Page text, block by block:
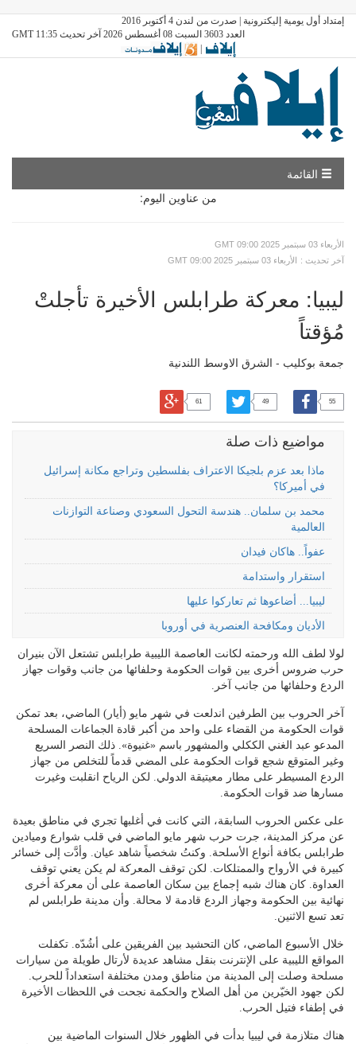
إمتداد أول يومية إليكترونية | صدرت من لندن 4 أكتوبر 2016
العدد 3603 السبت 08 أغسطس 2026 آخر تحديث GMT 11:35
|
القائمة
من عناوين اليوم:
GMT الأربعاء 03 سبتمبر 2025 09:00
GMT الأربعاء 03 سبتمبر 2025 09:00
: آخر تحديث
ليبيا: معركة طرابلس الأخيرة تأجلتْ
مُؤقتاً
جمعة بوكليب - الشرق الاوسط اللندنية
55
49
61
مواضيع ذات صلة
ماذا بعد عزم بلجيكا الاعتراف بفلسطين وتراجع مكانة إسرائيل
في أميركا؟
محمد بن سلمان.. هندسة التحول السعودي وصناعة التوازنات
العالمية
عفواً.. هاكان فيدان
استقرار واستدامة
ليبيا... أضاعوها ثم تعاركوا عليها
الأديان ومكافحة العنصرية في أوروبا
لولا لطف الله ورحمته لكانت العاصمة الليبية طرابلس تشتعل الآن بنيران
حرب ضروس أخرى بين قوات الحكومة وحلفائها من جانب وقوات جهاز
الردع وحلفائها من جانب آخر.
آخر الحروب بين الطرفين اندلعت في شهر مايو (أيار) الماضي، بعد تمكن
قوات الحكومة من القضاء على واحد من أكبر قادة الجماعات المسلحة
المدعو عبد الغني الككلي والمشهور باسم «غنيوة». ذلك النصر السريع
وغير المتوقع شجع قوات الحكومة على المضي قدماً للتخلص من جهاز
الردع المسيطر على مطار معيتيقة الدولي. لكن الرياح انقلبت وغيرت
مسارها ضد قوات الحكومة.
على عكس الحروب السابقة، التي كانت في أغلبها تجري في مناطق بعيدة
عن مركز المدينة، جرت حرب شهر مايو الماضي في قلب شوارع وميادين
طرابلس بكافة أنواع الأسلحة. وكنتُ شخصياً شاهد عيان. وأدَّت إلى خسائر
كبيرة في الأرواح والممتلكات. لكن توقف المعركة لم يكن يعني توقف
العداوة. كان هناك شبه إجماع بين سكان العاصمة على أن معركة أخرى
نهائية بين الحكومة وجهاز الردع قادمة لا محالة. وأن مدينة طرابلس لم
تعد تسع الاثنين.
خلال الأسبوع الماضي، كان التحشيد بين الفريقين على أشُدّه. تكفلت
المواقع الليبية على الإنترنت بنقل مشاهد عديدة لأرتال طويلة من سيارات
مسلحة وصلت إلى المدينة من مناطق ومدن مختلفة استعداداً للحرب.
لكن جهود الخيّرين من أهل الصلاح والحكمة نجحت في اللحظات الأخيرة
في إطفاء فتيل الحرب.
هناك متلازمة في ليبيا بدأت في الظهور خلال السنوات الماضية بين